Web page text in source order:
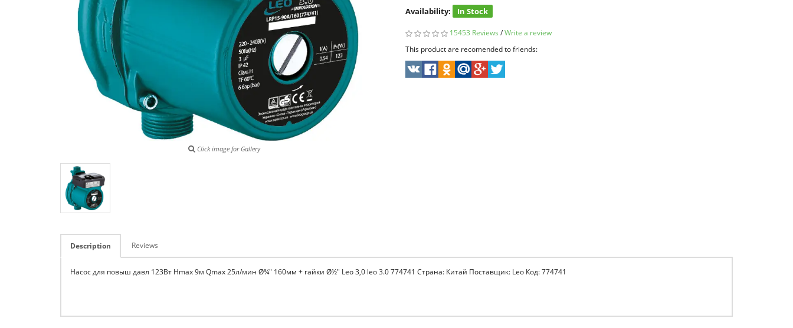
Click image for Gallery
Availability:
In Stock
15453 Reviews /Write a review
This product are recomended to friends:
Description Reviews
Насос для повыш давл 123Вт Hmax 9м Qmax 25л/мин Ø¾" 160мм + гайки Ø½" Leo 3,0 leo 3.0 774741 Страна: Китай Поставщик: Leo Код: 774741